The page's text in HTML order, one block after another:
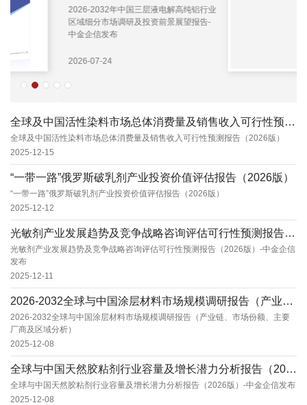
调研及投资前景展望报告-
中金企信发布
2026-2032年中国三层液电解高纯铝行业
区域细分市场调研及投资前景展望报告-
中金企信发布
全球及中国活性染料市场总体消费量及销售收入可行性预测报告（2026版）
全球及中国活性染料市场总体消费量及销售收入可行性预测报告（2026版）
2025-12-15
“一带一路”俄罗斯破乳剂产业投资价值评估报告（2026版）
“一带一路”俄罗斯破乳剂产业投资价值评估报告（2026版）
2025-12-12
光敏剂产业发展趋势及竞争战略咨询评估可行性预测报告（2026版）-中金企信发布
光敏剂产业发展趋势及竞争战略咨询评估可行性预测报告（2026版）-中金企信
发布
2025-12-11
2026-2032全球与中国涂层材料市场规模调研报告（产业链、市场份额、主要厂商及区域分析...
2026-2032全球与中国涂层材料市场规模调研报告（产业链、市场份额、主要
厂商及区域分析）
2025-12-08
全球与中国天然胶粘剂行业容量及增长潜力分析报告（2026版）-中金企信发布
全球与中国天然胶粘剂行业容量及增长潜力分析报告（2026版）-中金企信发布
2025-12-08